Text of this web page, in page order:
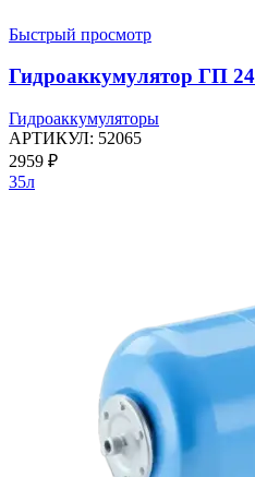
Быстрый просмотр
Гидроаккумулятор ГП
Гидроаккумуляторы
АРТИКУЛ: 52065
2959 ₽
35л